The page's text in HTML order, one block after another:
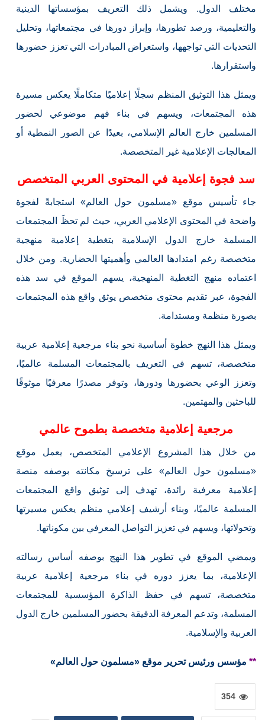
مختلف الدول. ويشمل ذلك التعريف بمؤسساتها الدينية
والتعليمية، ورصد تطورها، وإبراز دورها في مجتمعاتها، وتحليل
التحديات التي تواجهها، واستعراض المبادرات التي تعزز حضورها
واستقرارها.
ويمثل هذا التوثيق المنظم سجلًا إعلاميًا متكاملًا يعكس مسيرة
هذه المجتمعات، ويسهم في بناء فهم موضوعي لحضور
المسلمين خارج العالم الإسلامي، بعيدًا عن الصور النمطية أو
المعالجات الإعلامية غير المتخصصة.
سد فجوة إعلامية في المحتوى العربي المتخصص
جاء تأسيس موقع «مسلمون حول العالم» استجابةً لفجوة
واضحة في المحتوى الإعلامي العربي، حيث لم تحظَ المجتمعات
المسلمة خارج الدول الإسلامية بتغطية إعلامية منهجية
متخصصة رغم امتدادها العالمي وأهميتها الحضارية. ومن خلال
اعتماده منهج التغطية المنهجية، يسهم الموقع في سد هذه
الفجوة، عبر تقديم محتوى متخصص يوثق واقع هذه المجتمعات
بصورة منظمة ومستدامة.
ويمثل هذا النهج خطوة أساسية نحو بناء مرجعية إعلامية عربية
متخصصة، تسهم في التعريف بالمجتمعات المسلمة عالميًا،
وتعزز الوعي بحضورها ودورها، وتوفر مصدرًا معرفيًا موثوقًا
للباحثين والمهتمين.
مرجعية إعلامية متخصصة بطموح عالمي
من خلال هذا المشروع الإعلامي المتخصص، يعمل موقع
«مسلمون حول العالم» على ترسيخ مكانته بوصفه منصة
إعلامية معرفية رائدة، تهدف إلى توثيق واقع المجتمعات
المسلمة عالميًا، وبناء أرشيف إعلامي منظم يعكس مسيرتها
وتحولاتها، ويسهم في تعزيز التواصل المعرفي بين مكوناتها.
ويمضي الموقع في تطوير هذا النهج بوصفه أساس رسالته
الإعلامية، بما يعزز دوره في بناء مرجعية إعلامية عربية
متخصصة، تسهم في حفظ الذاكرة المؤسسية للمجتمعات
المسلمة، وتدعم المعرفة الدقيقة بحضور المسلمين خارج الدول
العربية والإسلامية.
** مؤسس ورئيس تحرير موقع «مسلمون حول العالم»
354